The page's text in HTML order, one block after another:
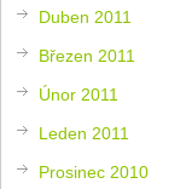
Duben 2011
Březen 2011
Únor 2011
Leden 2011
Prosinec 2010